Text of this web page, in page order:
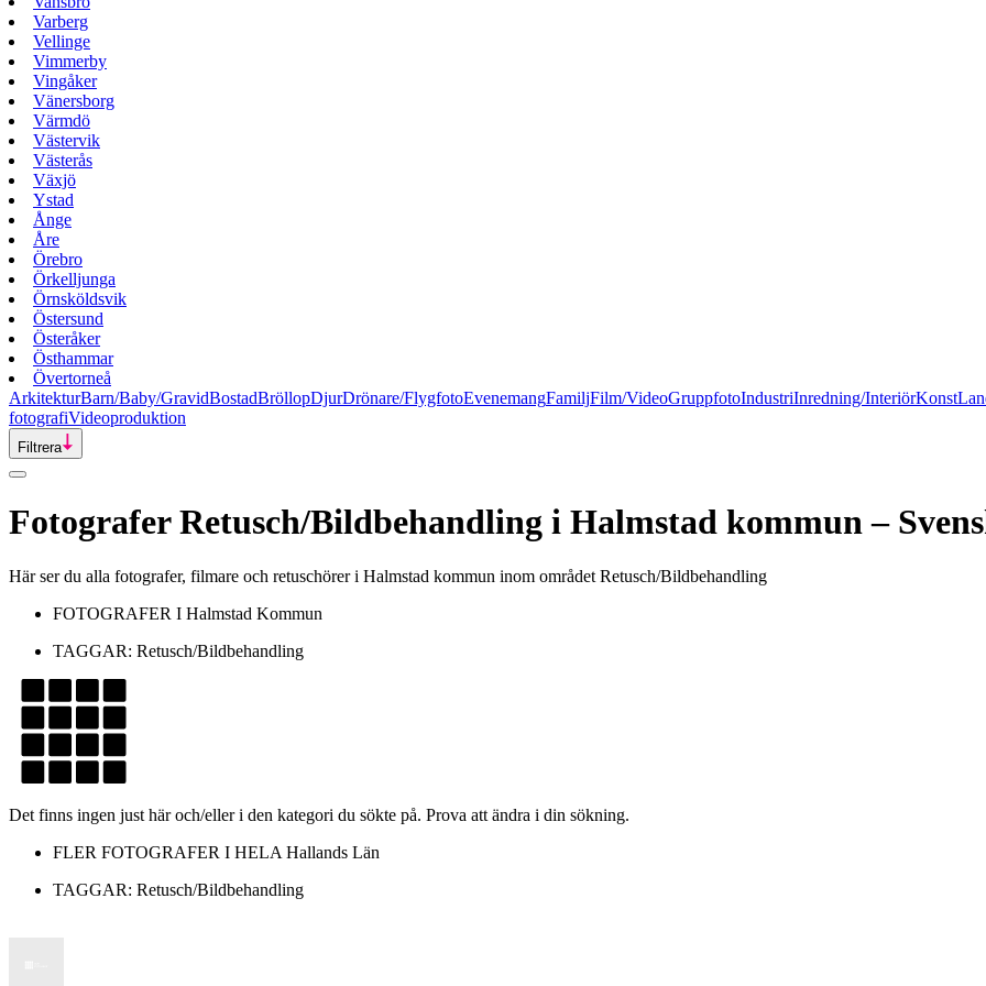
Varberg
Vellinge
Vimmerby
Vingåker
Vänersborg
Värmdö
Västervik
Västerås
Växjö
Ystad
Ånge
Åre
Örebro
Örkelljunga
Örnsköldsvik
Östersund
Österåker
Östhammar
Övertorneå
ArkitekturBarn/Baby/GravidBostadBröllopDjurDrönare/FlygfotoEvenemangFamiljFilm/VideoGruppfotoIndustriInredning/InteriörKonst
fotografiVideoproduktion
Filtrera
FotograferRetusch/Bildbehandling i Halmstad kommun–
Här ser du alla fotografer, filmare och retuschörer i Halmstad kommun inom området Retusch/Bildbehandling
FOTOGRAFER I Halmstad Kommun
TAGGAR: Retusch/Bildbehandling
Det finns ingen just här och/eller i den kategori du sökte på. Prova att ändra i din sökning.
FLER FOTOGRAFER I HELA Hallands Län
TAGGAR: Retusch/Bildbehandling